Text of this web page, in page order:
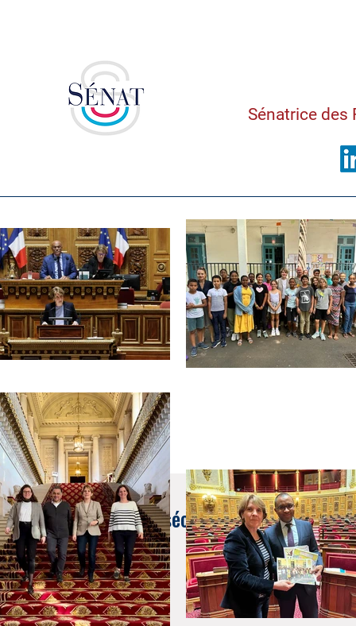
Sénatrice des
Envoi par courrier sécurisé des cartes
l'étranger
28 sept. 2023